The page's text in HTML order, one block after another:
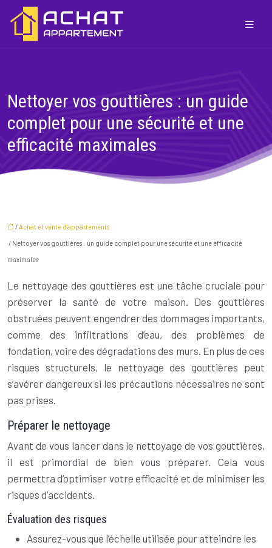
Nettoyer vos gouttières : un guide
complet pour une sécurité et une
efficacité maximales
/Achat et vente d'appartements
/ Nettoyer vos gouttières : un guide complet pour une sécurité et une efficacité
maximales
Le nettoyage des gouttières est une tâche cruciale pour
préserver la santé de votre maison. Des gouttières
obstruées peuvent engendrer des dommages importants,
comme des infiltrations d’eau, des problèmes de
fondation, voire des dégradations des murs. En plus de ces
risques structurels, le nettoyage des gouttières peut
s’avérer dangereux si les précautions nécessaires ne sont
pas prises.
Préparer le nettoyage
Avant de vous lancer dans le nettoyage de vos gouttières,
il est primordial de bien vous préparer. Cela vous
permettra d’optimiser votre efficacité et de minimiser les
risques d’accidents.
Évaluation des risques
Assurez-vous que l’échelle utilisée pour atteindre les